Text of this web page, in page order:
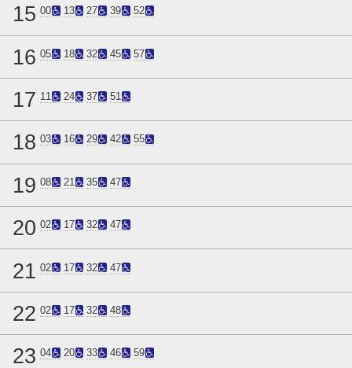
15 00 13 27 39 52
16 05 18 32 45 57
17 11 24 37 51
18 03 16 29 42 55
19 08 21 35 47
20 02 17 32 47
21 02 17 32 47
22 02 17 32 48
23 04 20 33 46 59